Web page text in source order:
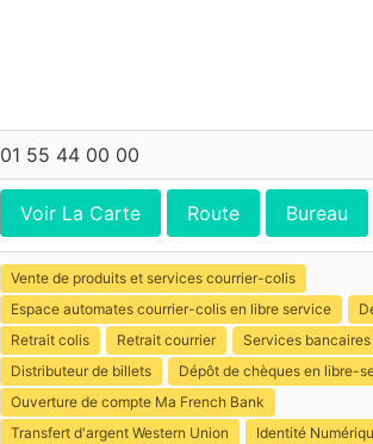
01 55 44 00 00
Voir La Carte Route Bureau
Vente de produits et services courrier-colis
Espace automates courrier-colis en libre service
Retrait colis
Retrait courrier
Services bancaires
Distributeur de billets
Dépôt de chèques en libre-
Ouverture de compte Ma French Bank
Transfert d'argent Western Union
Identité